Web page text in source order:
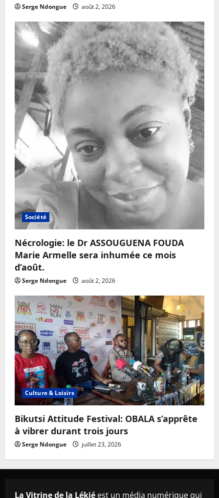
Serge Ndongue août 2, 2026
Société
Nécrologie: le Dr ASSOUGUENA FOUDA
Marie Armelle sera inhumée ce mois
d’août.
Serge Ndongue août 2, 2026
Culture & Loisirs
Bikutsi Attitude Festival: OBALA s’apprête
à vibrer durant trois jours
Serge Ndongue juillet 23, 2026
La Vitrine de la Lékié est un média numérique qui